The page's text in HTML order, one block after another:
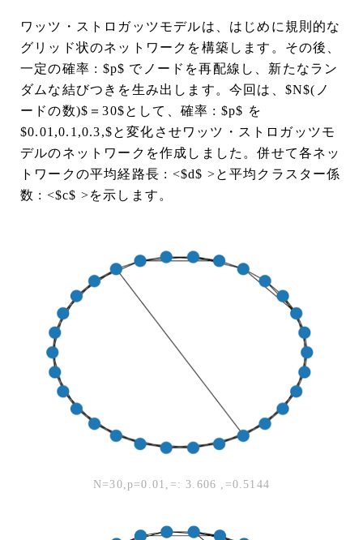
ワッツ・ストロガッツモデルは、はじめに規則的な
グリッド状のネットワークを構築します。その後、
一定の確率 : $p$ でノードを再配線し、新たなラン
ダムな結びつきを生み出します。今回は、$N$(ノ
ードの数)$＝30$として、確率 : $p$ を
$0.01,0.1,0.3,$と変化させワッツ・ストロガッツモ
デルのネットワークを作成しました。併せて各ネッ
トワークの平均経路長 : <$d$ >と平均クラスター係
数 : <$c$ >を示します。
N=30,p=0.01, =: 3.606 , =0.5144